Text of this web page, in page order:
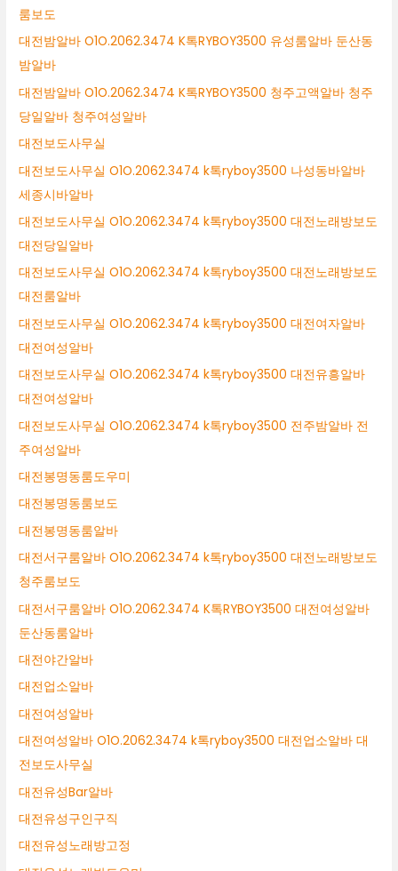
룸보도
대전밤알바 O1O.2062.3474 K톡RYBOY3500 유성룸알바 둔산동
밤알바
대전밤알바 O1O.2062.3474 K톡RYBOY3500 청주고액알바 청주
당일알바 청주여성알바
대전보도사무실
대전보도사무실 O1O.2062.3474 k톡ryboy3500 나성동바알바
세종시바알바
대전보도사무실 O1O.2062.3474 k톡ryboy3500 대전노래방보도
대전당일알바
대전보도사무실 O1O.2062.3474 k톡ryboy3500 대전노래방보도
대전룸알바
대전보도사무실 O1O.2062.3474 k톡ryboy3500 대전여자알바
대전여성알바
대전보도사무실 O1O.2062.3474 k톡ryboy3500 대전유흥알바
대전여성알바
대전보도사무실 O1O.2062.3474 k톡ryboy3500 전주밤알바 전
주여성알바
대전봉명동룸도우미
대전봉명동룸보도
대전봉명동룸알바
대전서구룸알바 O1O.2062.3474 k톡ryboy3500 대전노래방보도
청주룸보도
대전서구룸알바 O1O.2062.3474 K톡RYBOY3500 대전여성알바
둔산동룸알바
대전야간알바
대전업소알바
대전여성알바
대전여성알바 O1O.2062.3474 k톡ryboy3500 대전업소알바 대
전보도사무실
대전유성Bar알바
대전유성구인구직
대전유성노래방고정